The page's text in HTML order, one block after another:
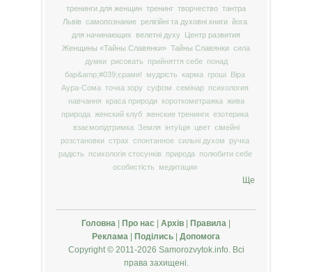
тренинги для женщин тренинг творчество тантра
Львів самопознание релігійні та духовні книги йога
для начинающих
велетні духу
Центр развития
Женщины «Тайны Славянки» Тайны Славянки сила
думки
рисовать прийняття себе
понад
бар&amp;#039;єрами!
мудрість карма гроші Віра
Аура-Сома точка зору суфізм семінар психология
навчання
краса природи короткометражка жива
природа женский клуб женские тренинги езотерика
взаємопідтримка Земля інтуїція цвет сімейні
розстановки страх спонтанное сильні духом
ручка
радість
психологія стосунків природа
полюбити себе
особистість
медитации
Ще
Головна Про нас Архів Правила
Реклама
Поділись
Допомога
Copyright © 2011-2026 Samorozvytok.info. Всі
права захищені.